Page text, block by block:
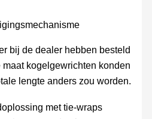
bij de dealer hebben besteld
kogelgewrichten konden
lengte anders zou worden.
met tie-wraps